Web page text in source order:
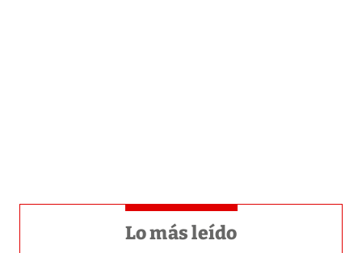
Lo más leído